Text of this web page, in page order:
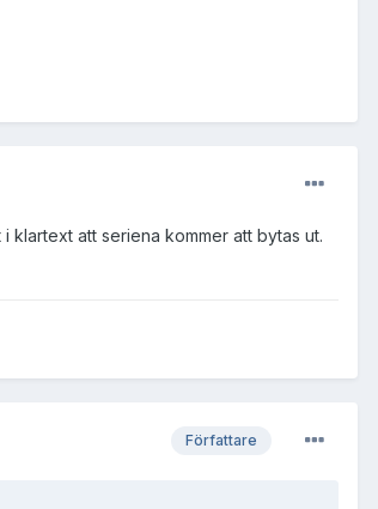
klartext att seriena kommer att bytas ut.
Författare